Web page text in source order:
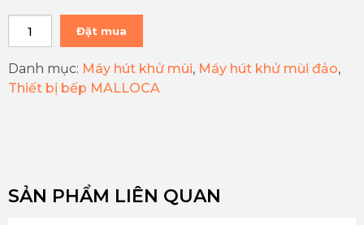
Đặt mua
Danh mục: Máy hút khử mùi, Máy hút khử mùi đảo,
Thiết bị bếp MALLOCA
SẢN PHẨM LIÊN QUAN